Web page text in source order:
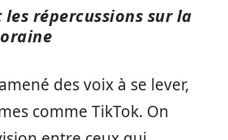
répercussions sur la
des voix à se lever,
comme TikTok. On